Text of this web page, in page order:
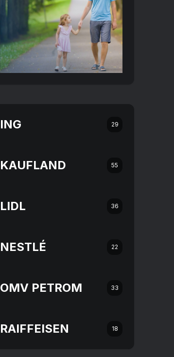
ING 29
KAUFLAND 55
LIDL 36
NESTLÉ 22
OMV PETROM 33
RAIFFEISEN 18